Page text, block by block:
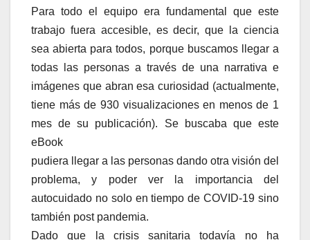
Para todo el equipo era fundamental que este
trabajo fuera accesible, es decir, que la ciencia
sea abierta para todos, porque buscamos llegar a
todas las personas a través de una narrativa e
imágenes que abran esa curiosidad (actualmente,
tiene más de 930 visualizaciones en menos de 1
mes de su publicación). Se buscaba que este
eBook
pudiera llegar a las personas dando otra visión del
problema, y poder ver la importancia del
autocuidado no solo en tiempo de COVID-19 sino
también post pandemia.
Dado que la crisis sanitaria todavía no ha